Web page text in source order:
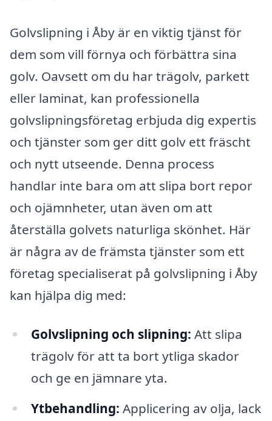
Golvslipning i Åby är en viktig tjänst för
dem som vill förnya och förbättra sina
golv. Oavsett om du har trägolv, parkett
eller laminat, kan professionella
golvslipningsföretag erbjuda dig expertis
och tjänster som ger ditt golv ett fräscht
och nytt utseende. Denna process
handlar inte bara om att slipa bort repor
och ojämnheter, utan även om att
återställa golvets naturliga skönhet. Här
är några av de främsta tjänster som ett
företag specialiserat på golvslipning i Åby
kan hjälpa dig med:
Golvslipning och slipning: Att slipa
trägolv för att ta bort ytliga skador
och ge en jämnare yta.
Ytbehandling: Applicering av olja, lack